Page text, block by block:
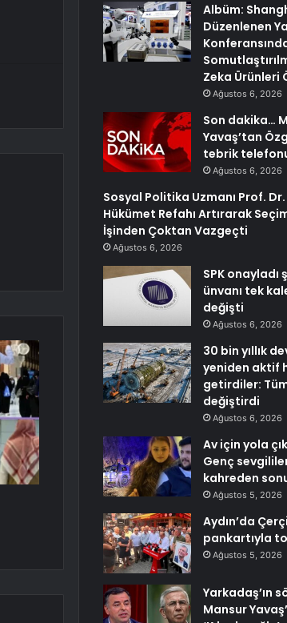
Albüm:
Düzenlenen
Zeka Ürünleri
Ağustos 6, 2026
Son dakika…
Yavaş’tan
tebrik
Ağustos 6, 2026
Sosyal Politika Uzmanı Prof.
Hükümet Refahı Artırarak
İşinden Çoktan Vazgeçti
Ağustos 6, 2026
SPK onayladı
ünvanı tek
değişti
Ağustos 6, 2026
30 bin yıllık
yeniden aktif
getirdiler:
değiştirdi
Ağustos 6, 2026
Av için yola
Genç
kahreden
Ağustos 5, 2026
Aydın’da
pankartıyla
Ağustos 5, 2026
Yarkadaş’ın
Mansur